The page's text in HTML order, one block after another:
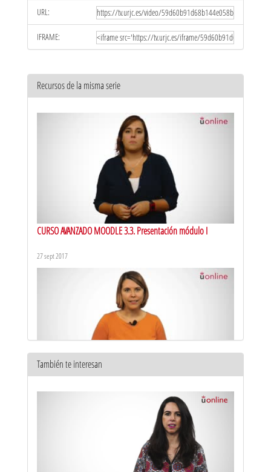
URL:
IFRAME:
Recursos de la misma serie
CURSO AVANZADO MOODLE 3.3. Presentación módulo I
27 sept 2017
También te interesan